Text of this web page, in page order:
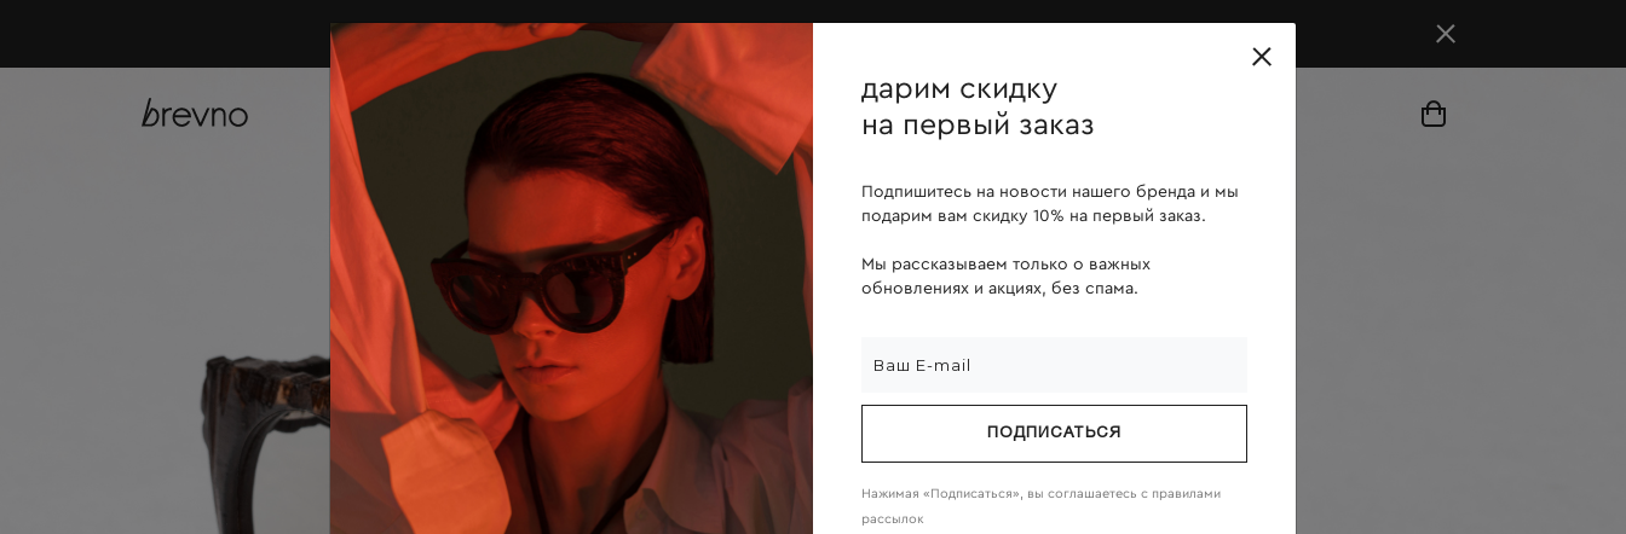
ОПЛАТА ПОСЛЕ ПРИМЕРКИ
купить онлайн линзы о компании
дарим скидку
на первый заказ
Подпишитесь на новости нашего бренда и мы
подарим вам скидку 10% на первый заказ.
Мы рассказываем только о важных
обновлениях и акциях, без спама.
ПОДПИСАТЬСЯ
Нажимая «Подписаться», вы соглашаетесь c правилами
рассылок